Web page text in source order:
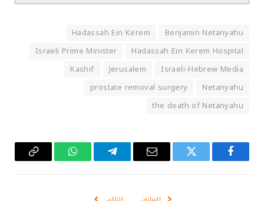
Benjamin Netanyahu
Hadassah Ein Kerem
Hadassah Ein Kerem Hospital
Israeli Prime Minister
Israeli-Hebrew Media
Jerusalem
Kashif
Netanyahu
prostate removal surgery
the death of Netanyahu
فيسبوك تويتر
البريد
تيلقرام واتساب Copy